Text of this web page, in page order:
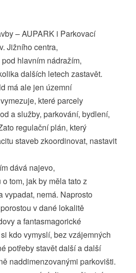
– AUPARK i Parkovací
Jižního centra,
hlavním nádražím,
dalších letech zastavět.
má ale jen územní
které parcely
a služby, parkování, bydlení,
regulační plán, který
staveb zkoordinovat, nastavit
dává najevo,
tom, jak by měla tato z
vypadat, nemá. Naprosto
v dané lokalitě
a fantasmagorické
kdo vymyslí, bez vzájemných
potřeby stavět další a další
naddimenzovanými parkovišti.